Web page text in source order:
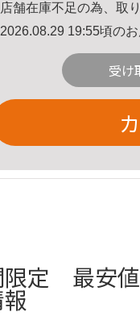
店舗在庫不足の為、取
2026.08.29 19:55頃のお
受け
限定 最安